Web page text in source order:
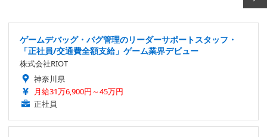
ゲームデバッグ・バグ管理のリーダーサポートスタッフ・
「正社員/交通費全額支給」ゲーム業界デビュー
株式会社RIOT
神奈川県
月給31万6,900円～45万円
正社員